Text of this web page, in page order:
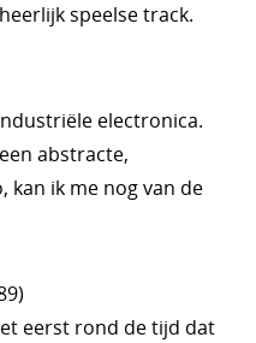
speelse track.
electronica.
abstracte,
kan ik me nog van de
eerst rond de tijd dat